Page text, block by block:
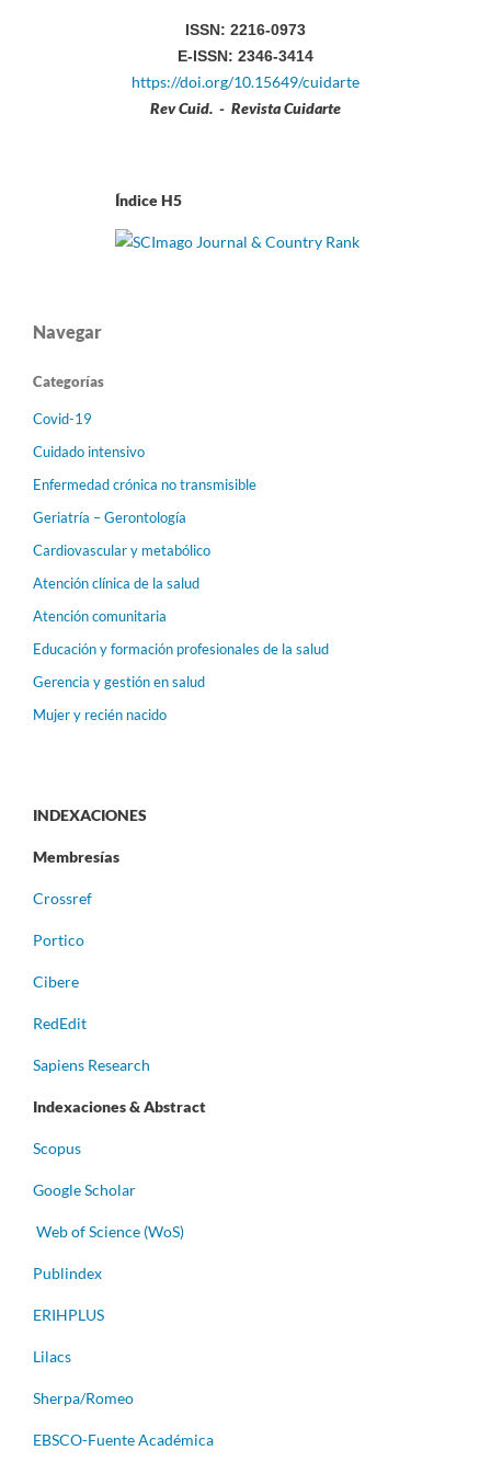
ISSN: 2216-0973
E-ISSN: 2346-3414
https://doi.org/10.15649/cuidarte
Rev Cuid. - Revista Cuidarte
Índice H5
Navegar
Categorías
Covid-19
Cuidado intensivo
Enfermedad crónica no transmisible
Geriatría – Gerontología
Cardiovascular y metabólico
Atención clínica de la salud
Atención comunitaria
Educación y formación profesionales de la salud
Gerencia y gestión en salud
Mujer y recién nacido
INDEXACIONES
Membresías
Crossref
Portico
Cibere
RedEdit
Sapiens Research
Indexaciones & Abstract
Scopus
Google Scholar
Web of Science (WoS)
Publindex
ERIHPLUS
Lilacs
Sherpa/Romeo
EBSCO-Fuente Académica